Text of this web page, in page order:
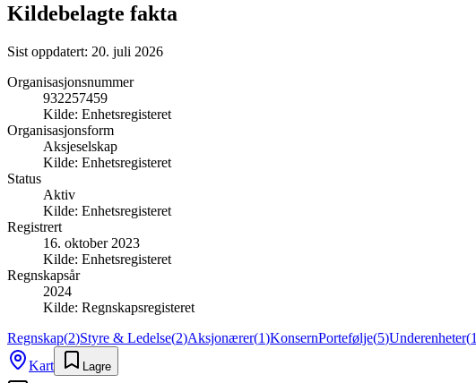
Kildebelagte fakta
Sist oppdatert: 20. juli 2026
Organisasjonsnummer
932257459
Kilde: Enhetsregisteret
Organisasjonsform
Aksjeselskap
Kilde: Enhetsregisteret
Status
Aktiv
Kilde: Enhetsregisteret
Registrert
16. oktober 2023
Kilde: Enhetsregisteret
Regnskapsår
2024
Kilde: Regnskapsregisteret
Regnskap(2)Styre & Ledelse(2)Aksjonærer(1)KonsernPortefølje(5)Underenheter(1
Kart
Lagre